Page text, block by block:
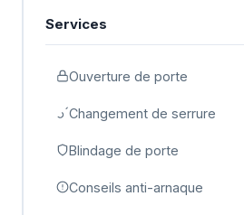
Services
Ouverture de porte
Changement de serrure
Blindage de porte
Conseils anti-arnaque